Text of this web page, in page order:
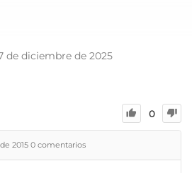
de diciembre de 2025
0
2015 0 comentarios